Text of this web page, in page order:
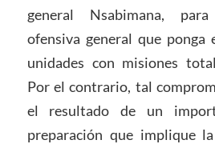
general Nsabimana,
ofensiva general que ponga
unidades con misiones
Por el contrario, tal
el resultado de un
preparación que implique